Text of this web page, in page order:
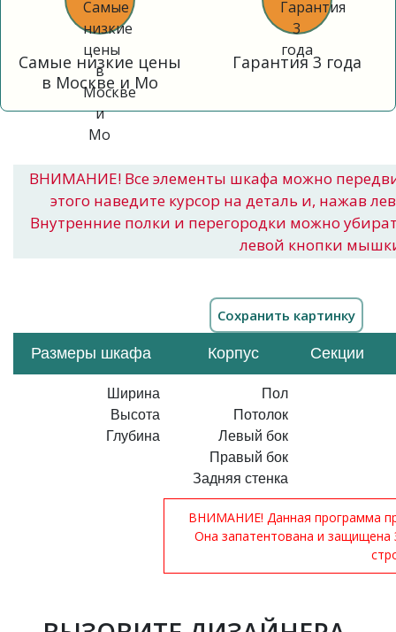
Самые низкие цены
в Москве и Мо
Гарантия 3 года
ВНИМАНИЕ! Все элементы шкафа можно
этого наведите курсор на деталь и, нажав
Внутренние полки и перегородки можно
левой кнопки
Размеры шкафа Корпус Секции
Ширина
Высота
Глубина
Пол
Потолок
Левый бок
Правый бок
Задняя стенка
ВНИМАНИЕ! Данная программа
Она запатентована и